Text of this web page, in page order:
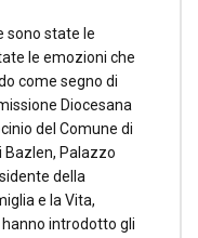
sono state le
le emozioni che
come segno di
Diocesana
del Comune di
Bazlen, Palazzo
della
e la Vita,
hanno introdotto gli